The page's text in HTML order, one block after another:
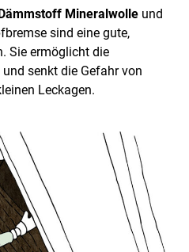
Mineralwolle und
sind eine gute,
Sie ermöglicht die
senkt die Gefahr von
Leckagen.